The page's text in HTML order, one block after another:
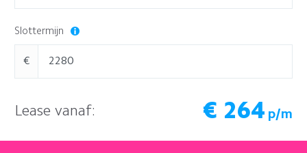
Slottermijn
€
Lease vanaf: € 264 p/m